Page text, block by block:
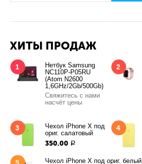
ХИТЫ ПРОДАЖ
1
Нетбук Samsung
NC110P-P05RU
(Atom N2600
1,6GHz/2Gb/500Gb)
Свяжитесь с нами
насчёт цены
2
3
Чехол iPhone X под
ориг. салатовый
350.00 Р
4
Чехол iPhone X под ориг. белый